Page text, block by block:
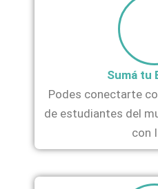
Sumá tu
Podes conectarte
de estudiantes del
con